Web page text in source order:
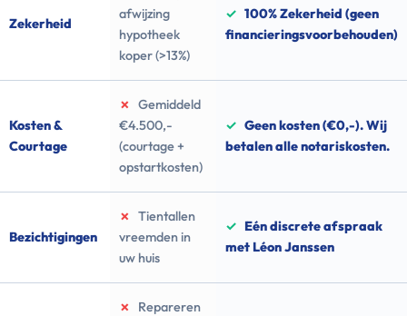
Zekerheid
afwijzing
hypotheek
koper (>13%)
✓ 100% Zekerheid (geen
financieringsvoorbehouden)
Kosten &
Courtage
✗
Gemiddeld
€4.500,-
(courtage +
opstartkosten)
✓ Geen kosten (€0,-). Wij
betalen alle notariskosten.
Bezichtigingen
✗
Tientallen
vreemden in
uw huis
✓ Eén discrete afspraak
met Léon Janssen
✗
Repareren